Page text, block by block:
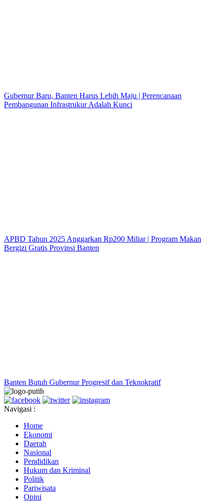
Gubernur Baru, Banten Harus Lebih Maju | Perencanaan
Pembangunan Infrastrukur Adalah Kunci
APBD Tahun 2025 Anggarkan Rp200 Miliar | Program Makan
Bergizi Gratis Provinsi Banten
Banten Butuh Gubernur Progresif dan Teknokratif
Navigasi :
Home
Ekonomi
Daerah
Nasional
Pendidikan
Hukum dan Kriminal
Politik
Pariwisata
Opini